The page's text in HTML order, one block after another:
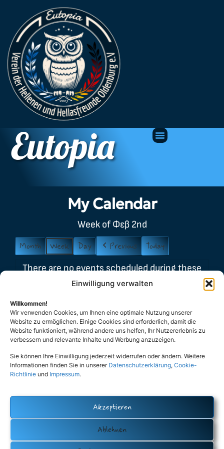
Einwilligung verwalten
Willkommen!
Wir verwenden Cookies, um Ihnen eine optimale Nutzung unserer
Website zu ermöglichen. Einige Cookies sind erforderlich, damit die
Website funktioniert, während andere uns helfen, Ihr Nutzererlebnis zu
verbessern und relevante Inhalte und Werbung anzuzeigen.
Sie können Ihre Einwilligung jederzeit widerrufen oder ändern. Weitere
Informationen finden Sie in unserer Datenschutzerklärung, Cookie-
Richtlinie und Impressum.
Akzeptieren
Ablehnen
Eutopia
My Calendar
Week of Φεβ 2nd
Month Week Day Previous Today
There are no events scheduled during these
dates.
Event
Categories
Stammtisch
Βασιλόπιτα
Λαμπάδες
Μελομακάρονα
Πάσχα
All Categories
PrintView
Datenschutz (Privacy Policy) Cookie-Policy (EU) Impressum
Eutopia – Verein der Hellenen und Hellasfreunde Oldenburg e.V